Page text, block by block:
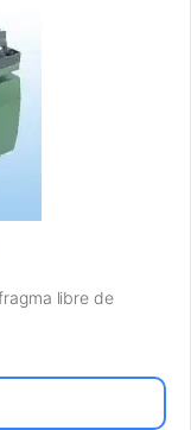
libre de